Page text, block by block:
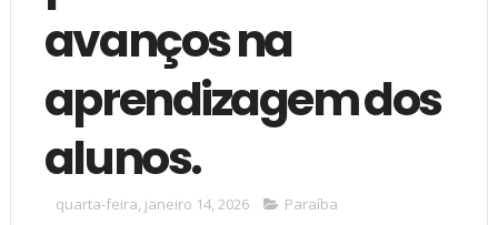
avanços na
aprendizagem dos
alunos.
quarta-feira, janeiro 14, 2026 Paraíba